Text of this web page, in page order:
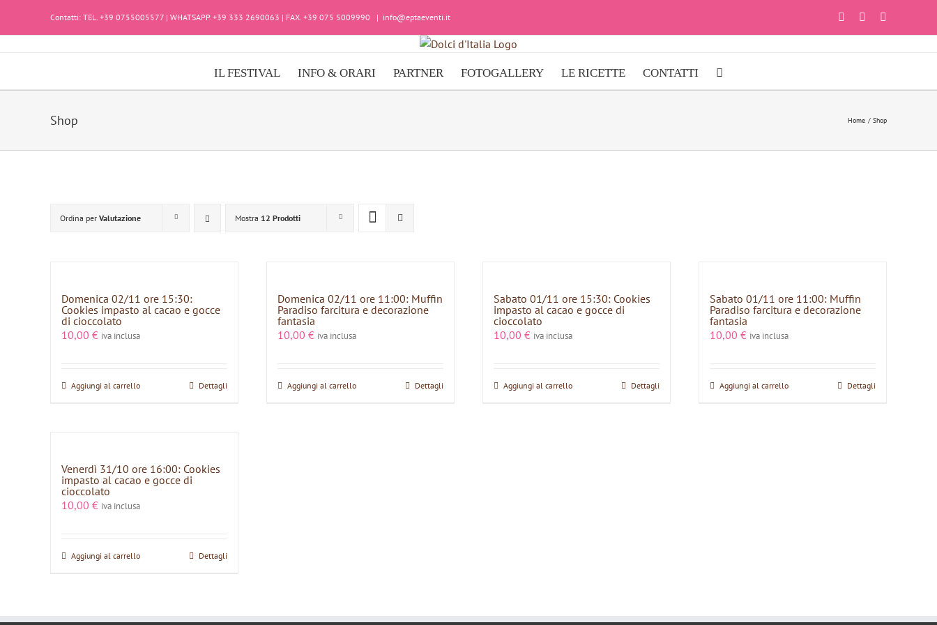
Contatti: TEL. +39 0755005577 | WHATSAPP. +39 333 2690063 | FAX. +39 075 5009990 | info@eptaeventi.it FacebookInstagram
IL FESTIVAL INFO & ORARI PARTNER FOTOGALLERY LE RICETTE CONTATTI
Shop Home Shop
Ordina per Valutazione Mostra 12 Prodotti
Domenica 02/11 ore 15:30:
Cookies impasto al cacao e gocce
di cioccolato
10,00 € iva inclusa
Aggiungi al carrello Dettagli
Domenica 02/11 ore 11:00: Muffin
Paradiso farcitura e decorazione
fantasia
10,00 € iva inclusa
Aggiungi al carrello Dettagli
Sabato 01/11 ore 15:30: Cookies
impasto al cacao e gocce di
cioccolato
10,00 € iva inclusa
Aggiungi al carrello Dettagli
Sabato 01/11 ore 11:00: Muffin
Paradiso farcitura e decorazione
fantasia
10,00 € iva inclusa
Aggiungi al carrello Dettagli
Venerdì 31/10 ore 16:00: Cookies
impasto al cacao e gocce di
cioccolato
10,00 € iva inclusa
Aggiungi al carrello Dettagli